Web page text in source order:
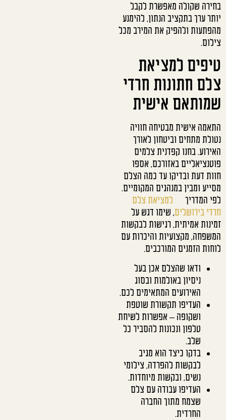
בחירה שקולה מאפשרת לקבל
יותר ערך בתקציב הנתון, להימנע
מהפתעות ולהפיק את המירב מכל
צילום.
טיפים למציאת
צלם חתונות חרדי
שמותאם אישית
התאמה אישית מבטיחה חוויה
נטולת מתחים וביטחון לאורך
האירוע. בחנו קפדנית צלמים
פוטנציאליים באזורכם, אספו
חוות דעת ובדיקו עד כמה הצלם
מסייע ומבין במנהגים המקומיים.
לפי המדריך
למציאת צלם
חרדי בירושלים, שימו דגש על
זמינות אמיתית, רגישות לבקשות
המשפחה, מקצועיות והיכרות עם
לוחות הזמנים המורכבים.
ודאו שהצלם אכן בעל
ניסיון באולמות ובסוג
האירועים המתאימים לכם.
העדיפו תקשורת שוטפת
ושקופה – אפשרות לשיחת
טלפון ונכונות להסביר כל
שלב.
בדקו כיצד הוא מגיב
לבקשות להפרדה, צילומי
נשים, ובקשות מיוחדות.
העדיפו עבודה עם צלם
שצמח מתוך החברה
החרדית.